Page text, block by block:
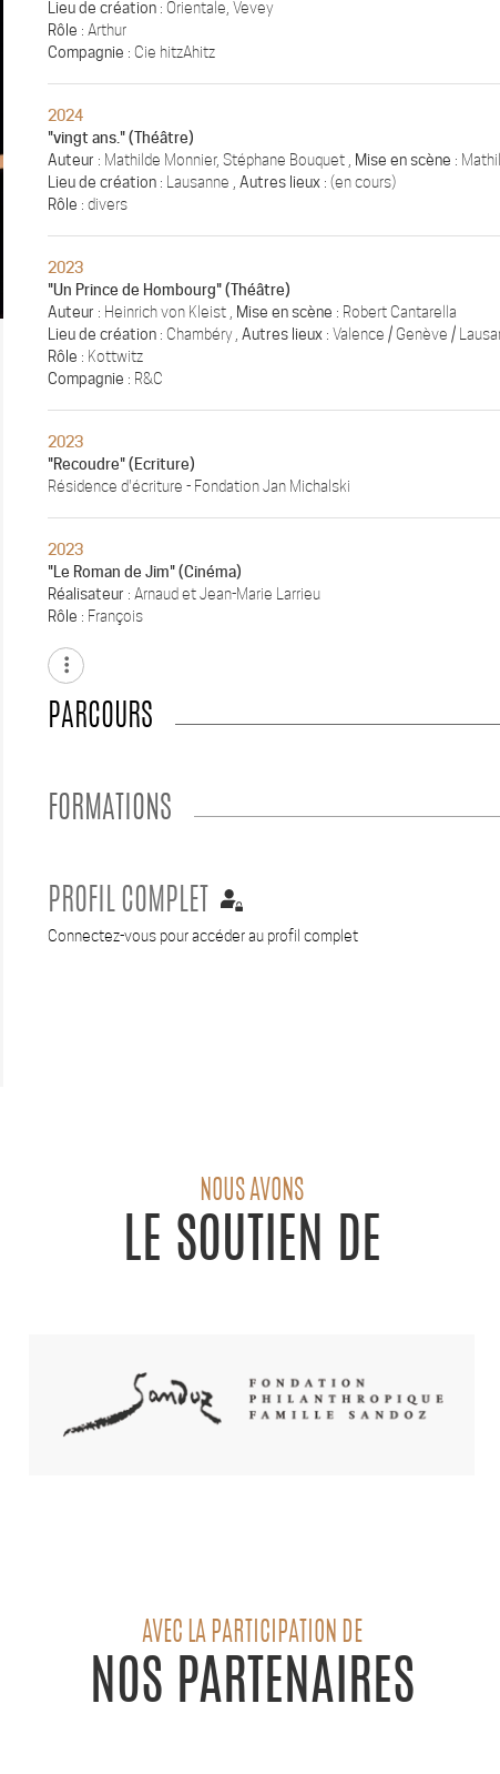
Lieu de création : Orientale, Vevey
Rôle : Arthur
Compagnie : Cie hitzAhitz
2024
"vingt ans." (Théâtre)
Auteur : Mathilde Monnier, Stéphane Bouquet , Mise en scène :
Lieu de création : Lausanne ,Autres lieux : (en cours)
Rôle : divers
2023
"Un Prince de Hombourg" (Théâtre)
Auteur : Heinrich von Kleist , Mise en scène : Robert Cantarella
Lieu de création : Chambéry ,Autres lieux : Valence / Genève /
Rôle : Kottwitz
Compagnie : R&C
2023
"Recoudre" (Ecriture)
Résidence d'écriture - Fondation Jan Michalski
2023
"Le Roman de Jim" (Cinéma)
Réalisateur : Arnaud et Jean-Marie Larrieu
Rôle : François
more_vert
PARCOURS
FORMATIONS
PROFIL COMPLET
Connectez-vous pour accéder au profil complet
NOUS AVONS
LE SOUTIEN DE
AVEC LA PARTICIPATION DE
NOS PARTENAIRES